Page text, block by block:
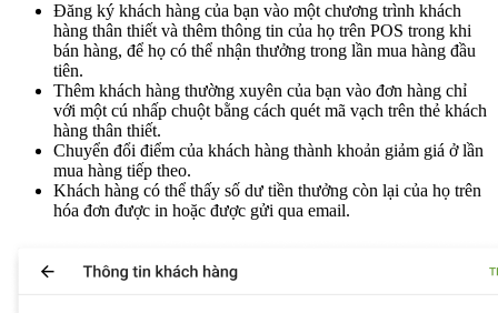
Đăng ký khách hàng của bạn vào một chương trình khách
hàng thân thiết và thêm thông tin của họ trên POS trong khi
bán hàng, để họ có thể nhận thưởng trong lần mua hàng đầu
tiên.
Thêm khách hàng thường xuyên của bạn vào đơn hàng chỉ
với một cú nhấp chuột bằng cách quét mã vạch trên thẻ khách
hàng thân thiết.
Chuyển đổi điểm của khách hàng thành khoản giảm giá ở lần
mua hàng tiếp theo.
Khách hàng có thể thấy số dư tiền thưởng còn lại của họ trên
hóa đơn được in hoặc được gửi qua email.